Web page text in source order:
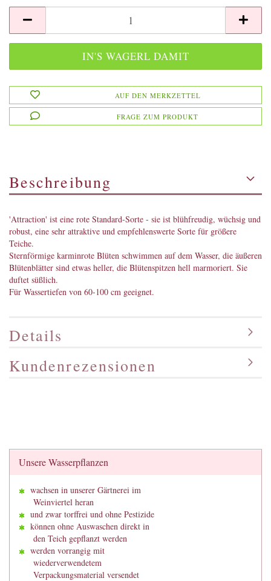
AUF DEN MERKZETTEL
FRAGE ZUM PRODUKT
Beschreibung
'Attraction' ist eine rote Standard-Sorte - sie ist blühfreudig, wüchsig und
robust, eine sehr attraktive und empfehlenswerte Sorte für größere
Teiche.
Sternförmige karminrote Blüten schwimmen auf dem Wasser, die äußeren
Blütenblätter sind etwas heller, die Blütenspitzen hell marmoriert. Sie
duftet süßlich.
Für Wassertiefen von 60-100 cm geeignet.
Details
Kundenrezensionen
Unsere Wasserpflanzen
wachsen in unserer Gärtnerei im
Weinviertel heran
und zwar torffrei und ohne Pestizide
können ohne Auswaschen direkt in
den Teich gepflanzt werden
werden vorrangig mit
wiederverwendetem
Verpackungsmaterial versendet